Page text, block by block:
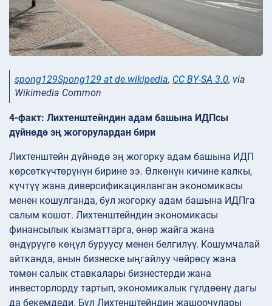
spong129Spong129 at de.wikipedia, CC BY-SA 3.0, via
Wikimedia Common
4-факт: Лихтенштейндин адам башына ИДПсы
дүйнөдө эң жогорулардан бири
Лихтенштейн дүйнөдө эң жогорку адам башына ИДП
көрсөткүчтөрүнүн бирине ээ. Өлкөнүн кичине калкы,
күчтүү жана диверсификацияланган экономикасы
менен кошулганда, бул жогорку адам башына ИДПга
салым кошот. Лихтенштейндин экономикасы
финансылык кызматтарга, өнөр жайга жана
өндүрүүгө көңүл буруусу менен белгилүү. Кошумчалай
айтканда, анын бизнеске ыңгайлуу чөйрөсү жана
төмөн салык ставкалары бизнестерди жана
инвесторлорду тартып, экономикалык гүлдөөнү дагы
да бекемдеди. Бул Лихтенштейндин жашоочулары